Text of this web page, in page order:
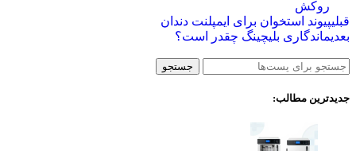
روکش
قبلیپیوند استخوان برای ایمپلنت دندان
بعدیماندگاری بلیچینگ چقدر است؟
جستجو
جدیدترین مطالب: